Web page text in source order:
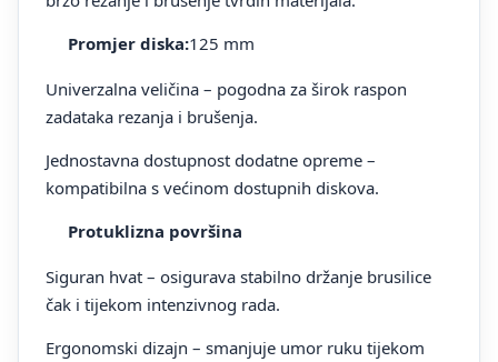
Promjer diska:125 mm
Univerzalna veličina – pogodna za širok raspon
zadataka rezanja i brušenja.
Jednostavna dostupnost dodatne opreme –
kompatibilna s većinom dostupnih diskova.
Protuklizna površina
Siguran hvat – osigurava stabilno držanje brusilice
čak i tijekom intenzivnog rada.
Ergonomski dizajn – smanjuje umor ruku tijekom